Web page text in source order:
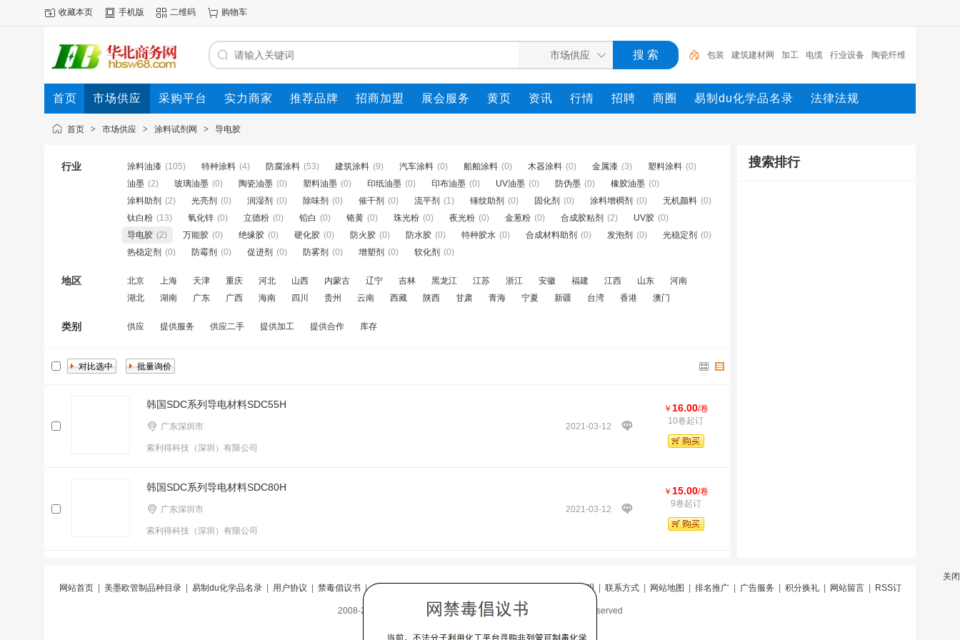
收藏本页 手机版 二维码 购物车
包装 建筑建材网 加工 电缆 行业设备 陶瓷纤维
模块 测量 环保设备 网 机械设备网
首页 市场供应 采购平台 实力商家 推荐品牌 招商加盟 展会服务 黄页 资讯 行情 招聘 商圈 易制du化学品名录 法律法规
首页 > 市场供应 > 涂料试剂网 > 导电胶
行业 涂料油漆 (105) 特种涂料 (4) 防腐涂料 (53) 建筑涂料 (9) 汽车涂料 (0) 船舶涂料 (0) 木器涂料 (0) 金属漆 (3) 塑料涂料 (0)
油墨 (2) 玻璃油墨 (0) 陶瓷油墨 (0) 塑料油墨 (0) 印纸油墨 (0) 印布油墨 (0) UV油墨 (0) 防伪墨 (0) 橡胶油墨 (0)
涂料助剂 (2) 光亮剂 (0) 润湿剂 (0) 除味剂 (0) 催干剂 (0) 流平剂 (1) 锤纹助剂 (0) 固化剂 (0) 涂料增稠剂 (0) 无机颜料 (0)
钛白粉 (13) 氧化锌 (0) 立德粉 (0) 铅白 (0) 铬黄 (0) 珠光粉 (0) 夜光粉 (0) 金葱粉 (0) 合成胶粘剂 (2) UV胶 (0)
导电胶 (2) 万能胶 (0) 绝缘胶 (0) 硬化胶 (0) 防火胶 (0) 防水胶 (0) 特种胶水 (0) 合成材料助剂 (0) 发泡剂 (0) 光稳定剂 (0)
热稳定剂 (0) 防霉剂 (0) 促进剂 (0) 防雾剂 (0) 增塑剂 (0) 软化剂 (0)
地区 北京 上海 天津 重庆 河北 山西 内蒙古 辽宁 吉林 黑龙江 江苏 浙江 安徽 福建 江西 山东
河南
湖北
湖南 广东 广西 海南 四川 贵州 云南 西藏 陕西 甘肃 青海 宁夏 新疆 台湾 香港 澳门
类别 供应 提供服务 供应二手 提供加工 提供合作 库存
韩国SDC系列导电材料SDC55H
2021-03-12
广东深圳市
索利得科技（深圳）有限公司
￥ 16.00/卷
10卷起订
韩国SDC系列导电材料SDC80H
2021-03-12
广东深圳市
索利得科技（深圳）有限公司
￥ 15.00/卷
9卷起订
搜索排行
网站首页| 美墨欧管制品种目录| 易制du化学品名录| 用户协议 禁毒倡议书|反诈法 网站声明| 联系方式| 网站地图 排名推广| 广告服务 积分换礼| 网站留言| RSS订
阅|违规举报 冀ICP备16010583号-5|冀公网安备13098402000099号
2008-2026 华北商务网--传递百业商讯－服务百姓生活-All Rights Reserved
邮箱：80276529@qq.com
关闭